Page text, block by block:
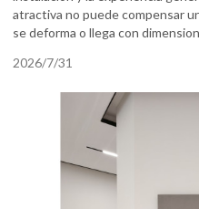
atractiva no puede compensar
se deforma o llega con
2026/7/31